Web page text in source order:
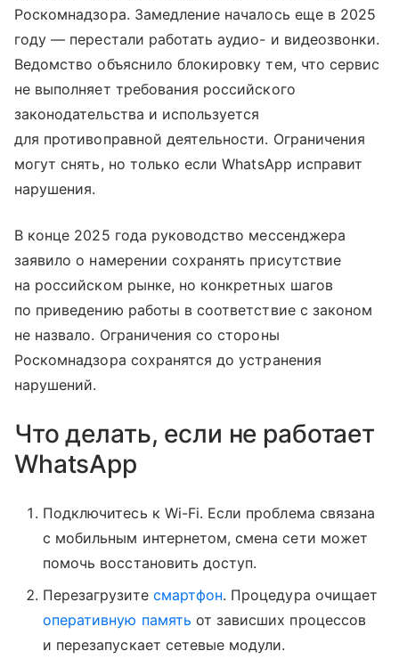
Роскомнадзора. Замедление началось еще в 2025
году — перестали работать аудио- и видеозвонки.
Ведомство объяснило блокировку тем, что сервис
не выполняет требования российского
законодательства и используется
для противоправной деятельности. Ограничения
могут снять, но только если WhatsApp исправит
нарушения.
В конце 2025 года руководство мессенджера
заявило о намерении сохранять присутствие
на российском рынке, но конкретных шагов
по приведению работы в соответствие с законом
не назвало. Ограничения со стороны
Роскомнадзора сохранятся до устранения
нарушений.
Что делать, если не работает
WhatsApp
Подключитесь к Wi-Fi. Если проблема связана
с мобильным интернетом, смена сети может
помочь восстановить доступ.
Перезагрузите смартфон. Процедура очищает
оперативную память от зависших процессов
и перезапускает сетевые модули.